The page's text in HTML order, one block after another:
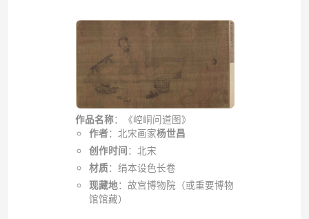
作品名称：《崆峒问道图》
作者：北宋画家杨世昌
创作时间：北宋
材质：绢本设色长卷
现藏地：故宫博物院（或重要博物
馆馆藏）